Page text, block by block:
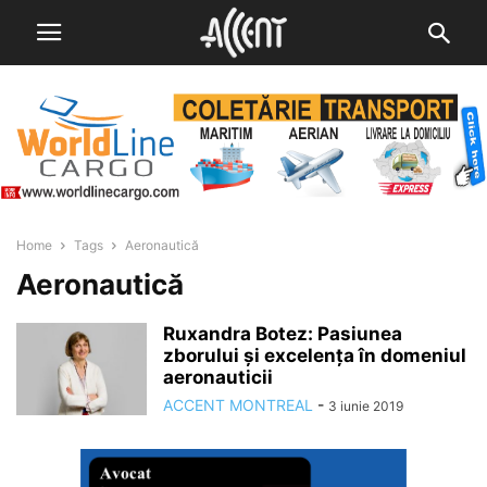
Home Tags Aeronautică
Aeronautică
Ruxandra Botez: Pasiunea
zborului și excelența în domeniul
aeronauticii
ACCENT MONTREAL - 3 iunie 2019